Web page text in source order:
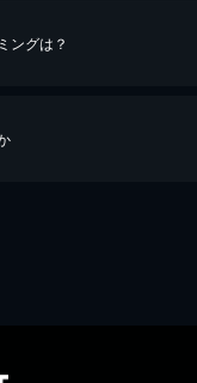
クレジットカード決済による作
よる作品の購入 / レンタルは、20
ングは？